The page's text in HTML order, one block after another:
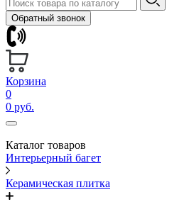
Обратный звонок
Корзина
0
0 руб.
Каталог товаров
Интерьерный багет
Керамическая плитка